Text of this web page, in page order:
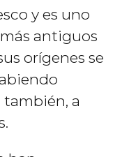
y es uno
antiguos
orígenes se
también, a